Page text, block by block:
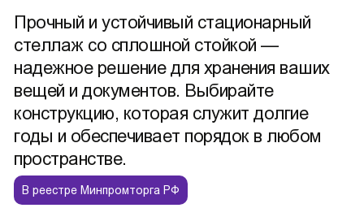
Прочный и устойчивый стационарный
стеллаж со сплошной стойкой —
надежное решение для хранения ваших
вещей и документов. Выбирайте
конструкцию, которая служит долгие
годы и обеспечивает порядок в любом
пространстве.
В реестре Минпромторга РФ